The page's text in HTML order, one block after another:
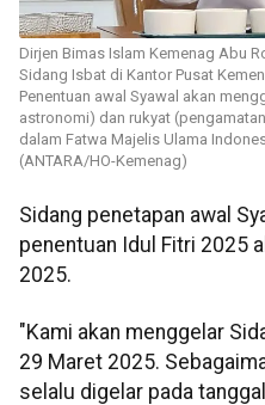
Dirjen Bimas Islam Kemenag Abu
Sidang Isbat di Kantor Pusat
Penentuan awal Syawal akan
astronomi) dan rukyat
dalam Fatwa Majelis Ulama
(ANTARA/HO-Kemenag)
Sidang penetapan awal
penentuan Idul Fitri 2025
2025.
"Kami akan menggelar
29 Maret 2025.
selalu digelar pada